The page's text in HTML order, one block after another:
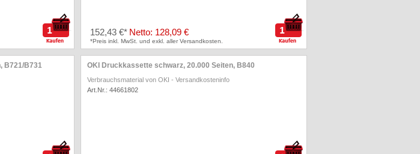
152,43 €* Netto: 128,09 €
*Preis inkl. MwSt. und exkl. aller Versandkosten.
B721/B731 OKI Druckkassette schwarz, 20.000 Seiten, B840
Verbrauchsmaterial von OKI - Versandkosteninfo
Art.Nr.: 44661802